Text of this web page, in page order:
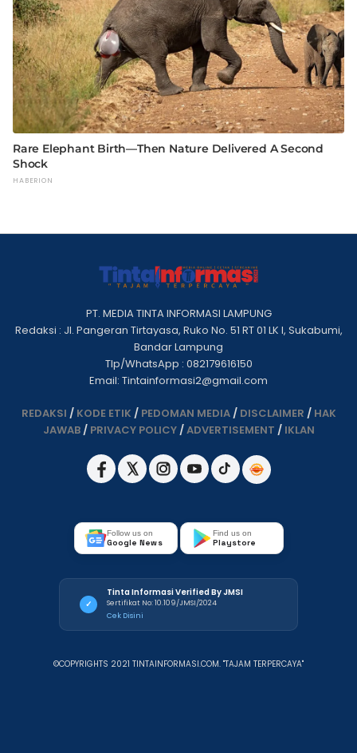
PT. MEDIA TINTA INFORMASI LAMPUNG
Redaksi : Jl. Pangeran Tirtayasa, Ruko No. 51 RT 01 LK I, Sukabumi,
Bandar Lampung
Tlp/WhatsApp : 082179616150
Email: Tintainformasi2@gmail.com
REDAKSI / KODE ETIK / PEDOMAN MEDIA/ DISCLAIMER / HAK
JAWAB/ PRIVACY POLICY/ADVERTISEMENT / IKLAN
Follow us on
Google News
Find us on
Playstore
✓
Tinta Informasi Verified By JMSI
Sertifikat No: 10.109/JMSI/2024
Cek Disini
©COPYRIGHTS 2021 TINTAINFORMASI.COM. "TAJAM TERPERCAYA"